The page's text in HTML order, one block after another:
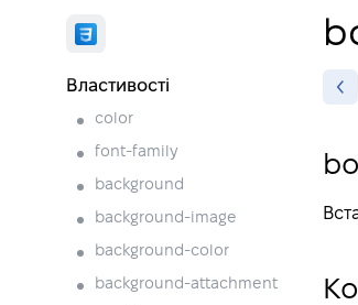
Властивості
color
font-family
background
background-image
background-color
background-attachment